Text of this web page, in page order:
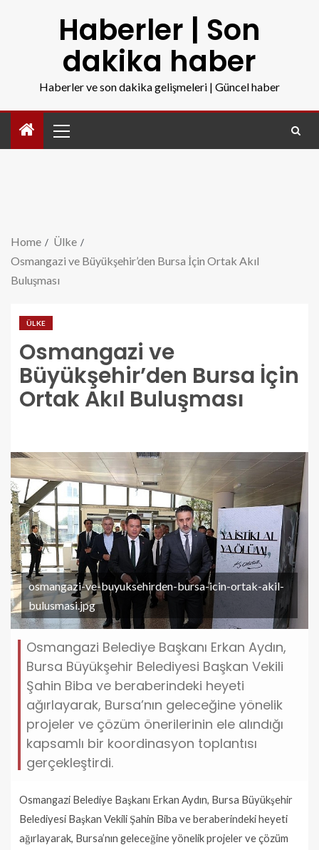
Haberler | Son
dakika haber
Haberler ve son dakika gelişmeleri | Güncel haber
Home
Ülke
Osmangazi ve Büyükşehir’den Bursa İçin Ortak Akıl
Buluşması
ÜLKE
Osmangazi ve
Büyükşehir’den Bursa İçin
Ortak Akıl Buluşması
osmangazi-ve-buyuksehirden-bursa-icin-ortak-akil-
bulusmasi.jpg
Osmangazi Belediye Başkanı Erkan Aydın,
Bursa Büyükşehir Belediyesi Başkan Vekili
Şahin Biba ve beraberindeki heyeti
ağırlayarak, Bursa’nın geleceğine yönelik
projeler ve çözüm önerilerinin ele alındığı
kapsamlı bir koordinasyon toplantısı
gerçekleştirdi.
Osmangazi Belediye Başkanı Erkan Aydın, Bursa Büyükşehir
Belediyesi Başkan Vekili Şahin Biba ve beraberindeki heyeti
ağırlayarak, Bursa’nın geleceğine yönelik projeler ve çözüm